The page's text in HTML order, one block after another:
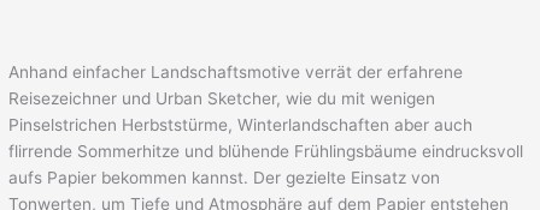
Anhand einfacher Landschaftsmotive verrät der erfahrene
Reisezeichner und Urban Sketcher, wie du mit wenigen
Pinselstrichen Herbststürme, Winterlandschaften aber auch
flirrende Sommerhitze und blühende Frühlingsbäume eindrucksvoll
aufs Papier bekommen kannst. Der gezielte Einsatz von
Tonwerten, um Tiefe und Atmosphäre auf dem Papier entstehen